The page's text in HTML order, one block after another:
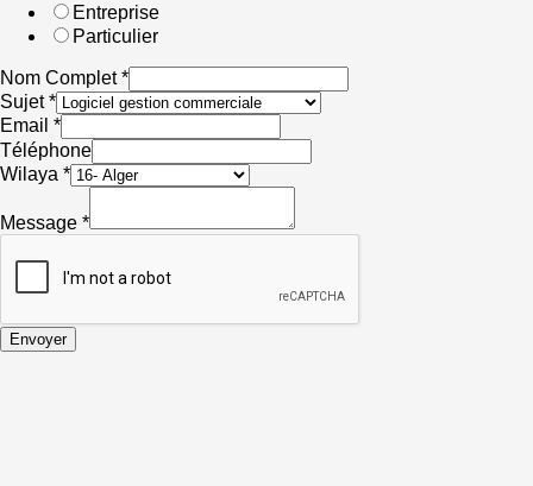
Entreprise
Particulier
Nom Complet*
Sujet*
Email *
Téléphone
Wilaya *
Message *
Envoyer